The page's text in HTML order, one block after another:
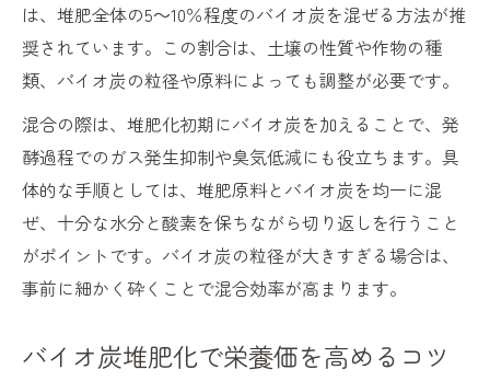
は、堆肥全体の5～10％程度のバイオ炭を混ぜる方法が推
奨されています。この割合は、土壌の性質や作物の種
類、バイオ炭の粒径や原料によっても調整が必要です。
混合の際は、堆肥化初期にバイオ炭を加えることで、発
酵過程でのガス発生抑制や臭気低減にも役立ちます。具
体的な手順としては、堆肥原料とバイオ炭を均一に混
ぜ、十分な水分と酸素を保ちながら切り返しを行うこと
がポイントです。バイオ炭の粒径が大きすぎる場合は、
事前に細かく砕くことで混合効率が高まります。
バイオ炭堆肥化で栄養価を高めるコツ